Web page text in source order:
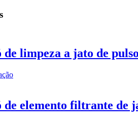
limpeza a jato de
de elemento filtrante de